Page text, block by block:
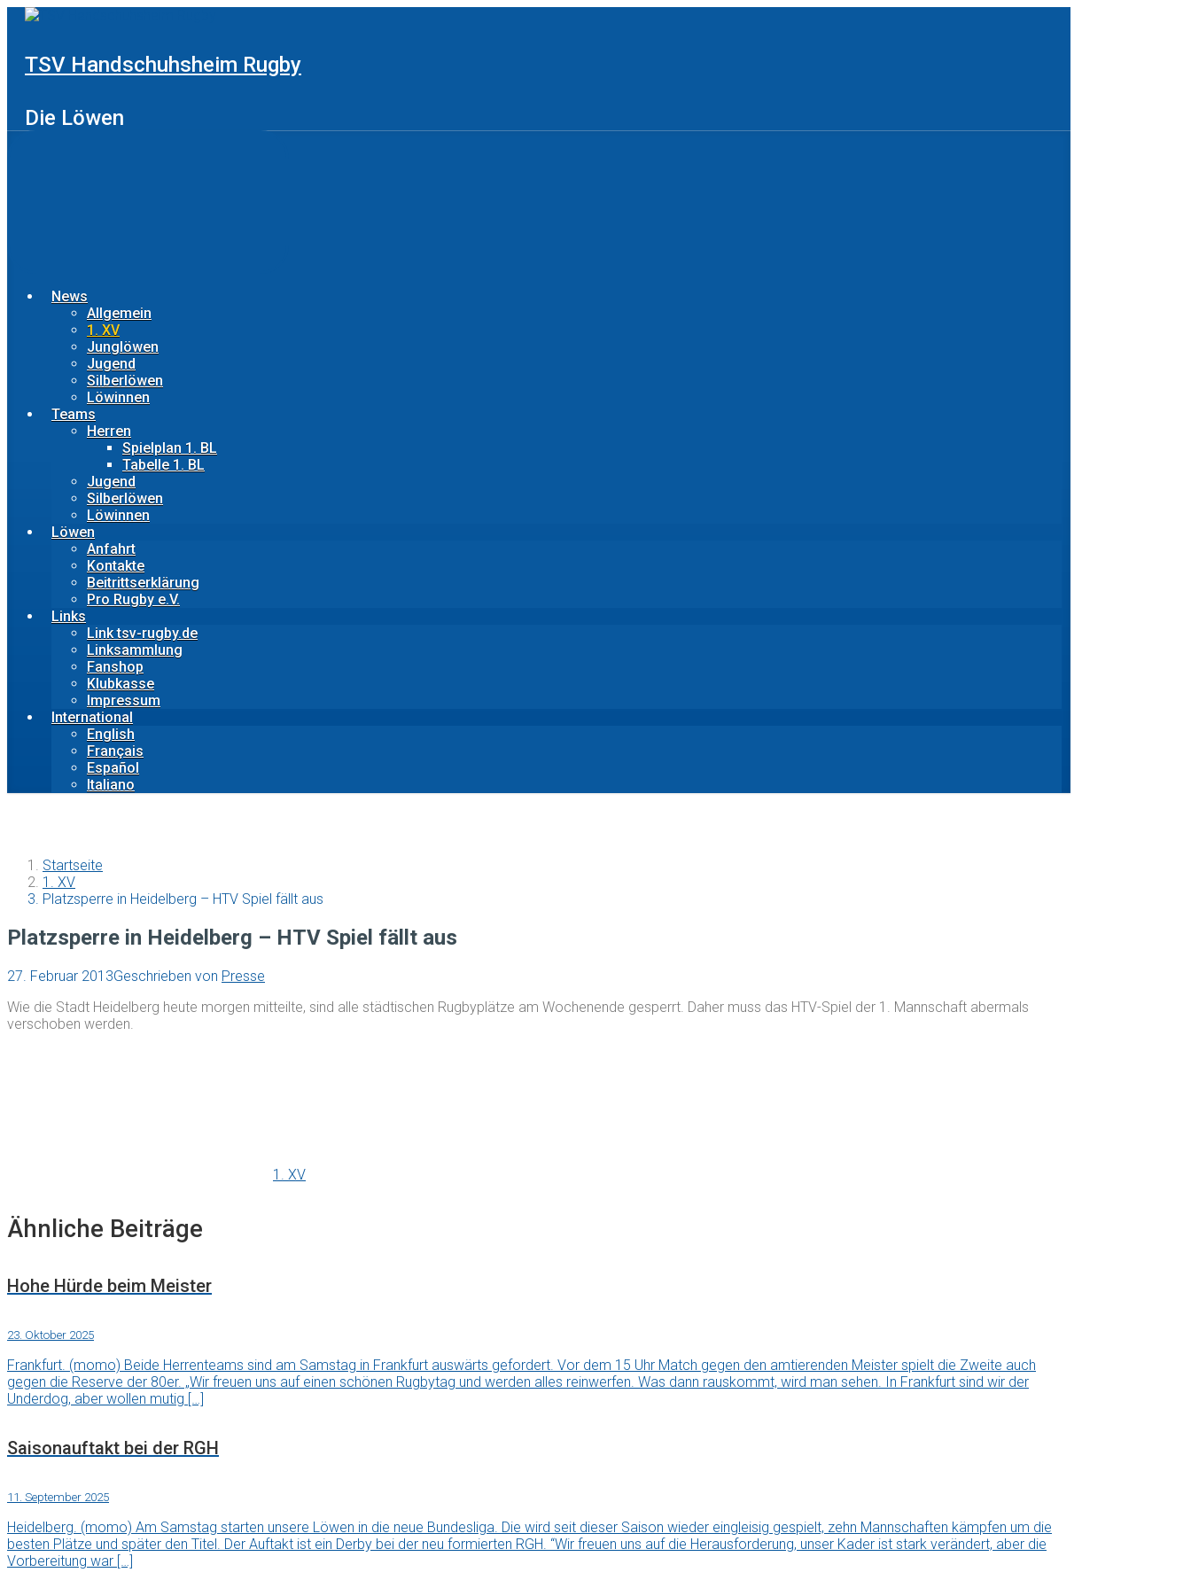
Zum
TSV Handschuhsheim Rugby
Die Löwen
News
Allgemein
1. XV
Junglöwen
Jugend
Silberlöwen
Löwinnen
Teams
Herren
Spielplan 1. BL
Tabelle 1. BL
Jugend
Silberlöwen
Löwinnen
Löwen
Anfahrt
Kontakte
Beitrittserklärung
Pro Rugby e.V.
Links
Link tsv-rugby.de
Linksammlung
Fanshop
Klubkasse
Impressum
International
English
Français
Español
Italiano
Startseite
1. XV
Platzsperre in Heidelberg – HTV Spiel fällt aus
Platzsperre in Heidelberg – HTV Spiel fällt aus
27. Februar 2013Geschrieben von Presse
Wie die Stadt Heidelberg heute morgen mitteilte, sind alle städtischen Rugbyplätze am Wochenende gesperrt. Daher muss das HTV-Spiel der 1. Mannschaft abermals
verschoben werden.
1. XV
Ähnliche Beiträge
Hohe Hürde beim Meister
23. Oktober 2025
Frankfurt. (momo) Beide Herrenteams sind am Samstag in Frankfurt auswärts gefordert. Vor dem 15 Uhr Match gegen den amtierenden Meister spielt die Zweite auch
gegen die Reserve der 80er. „Wir freuen uns auf einen schönen Rugbytag und werden alles reinwerfen. Was dann rauskommt, wird man sehen. In Frankfurt sind wir der
Underdog, aber wollen mutig […]
Saisonauftakt bei der RGH
11. September 2025
Heidelberg. (momo) Am Samstag starten unsere Löwen in die neue Bundesliga. Die wird seit dieser Saison wieder eingleisig gespielt, zehn Mannschaften kämpfen um die
besten Plätze und später den Titel. Der Auftakt ist ein Derby bei der neu formierten RGH. “Wir freuen uns auf die Herausforderung, unser Kader ist stark verändert, aber die
Vorbereitung war […]